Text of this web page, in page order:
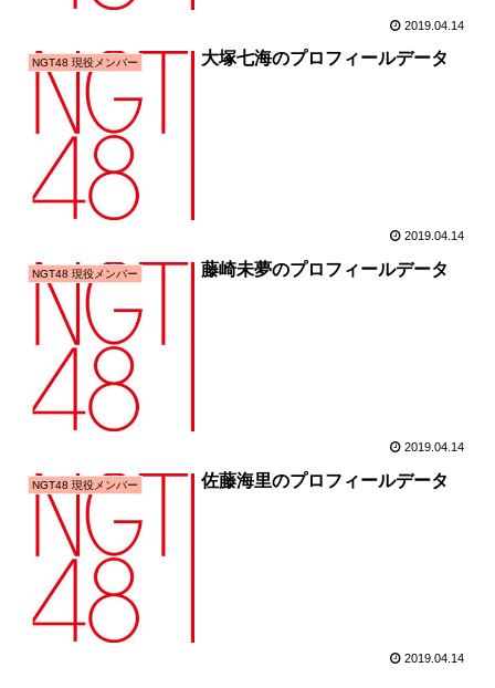
2019.04.14
NGT48 現役メンバー 大塚七海のプロフィールデータ
2019.04.14
NGT48 現役メンバー 藤崎未夢のプロフィールデータ
2019.04.14
NGT48 現役メンバー 佐藤海里のプロフィールデータ
2019.04.14